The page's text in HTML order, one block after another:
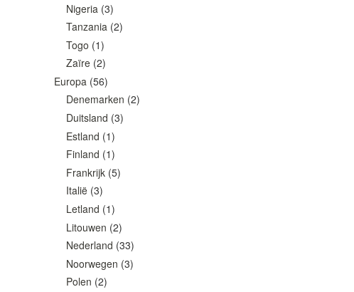
Nigeria (3)
Tanzania (2)
Togo (1)
Zaïre (2)
Europa (56)
Denemarken (2)
Duitsland (3)
Estland (1)
Finland (1)
Frankrijk (5)
Italië (3)
Letland (1)
Litouwen (2)
Nederland (33)
Noorwegen (3)
Polen (2)